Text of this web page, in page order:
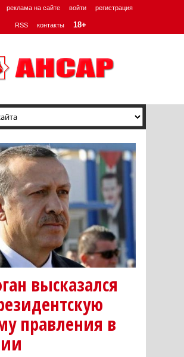
реклама на сайте войти регистрация
RSS контакты 18+
высказался
правления в